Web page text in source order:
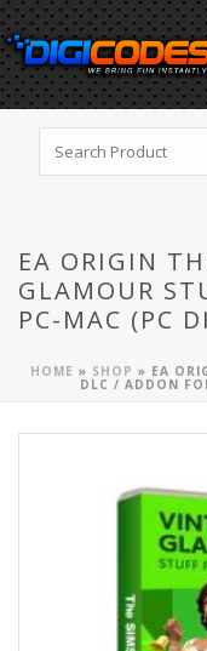
EA ORIGIN
GLAMOUR
PC-MAC (PC
HOME » SHOP » EA
DLC / ADDON